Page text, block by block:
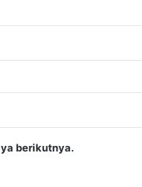
berikutnya.